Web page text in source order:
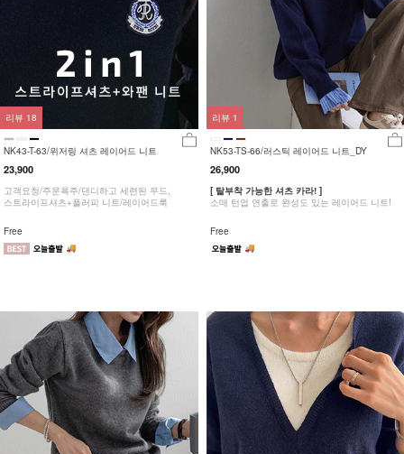
NK43-T-63/위저링 셔츠 레이어드 니트
23,900
고객요청/주문폭주/댄디하고 세련된 무드,
스트라이프셔츠+플러피 니트/레이어드룩
Free
리뷰 18
NK53-TS-66/러스틱 레이어드 니트_DY
26,900
[ 탈부착 가능한 셔츠 카라! ]
소매 턴업 연출로 완성도 있는 레이어드 니트!
Free
리뷰 1